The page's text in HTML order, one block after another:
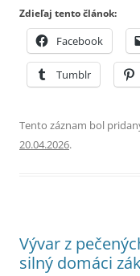
Zdieľaj tento článok:
Facebook
Tumblr
Tento záznam bol
20.04.2026.
Vývar z
silný domáci